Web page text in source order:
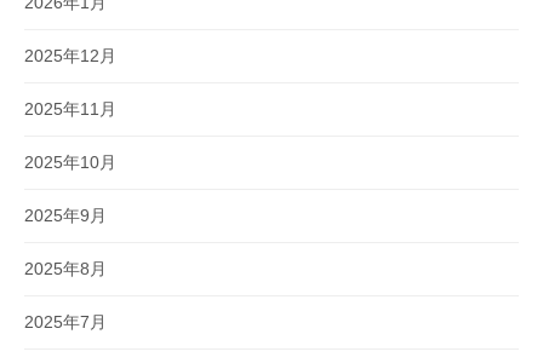
2025年12月
2025年11月
2025年10月
2025年9月
2025年8月
2025年7月